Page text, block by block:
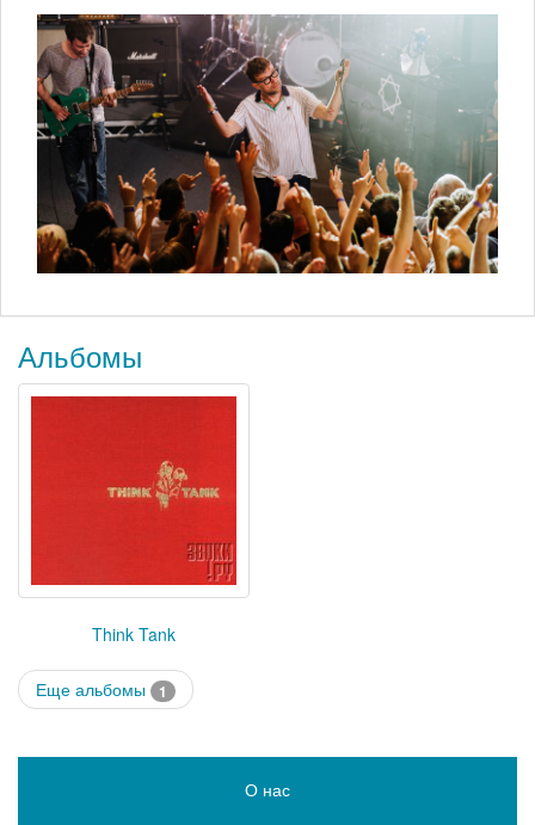
Альбомы
Think Tank
Еще альбомы 1
О нас